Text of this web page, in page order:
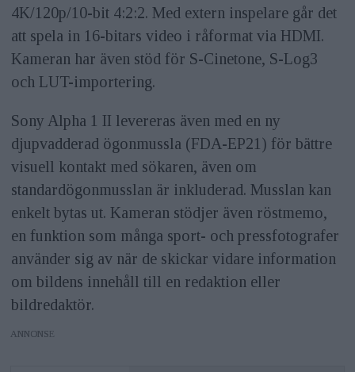
4K/120p/10-bit 4:2:2. Med extern inspelare går det
att spela in 16-bitars video i råformat via HDMI.
Kameran har även stöd för S-Cinetone, S-Log3
och LUT-importering.
Sony Alpha 1 II levereras även med en ny
djupvadderad ögonmussla (FDA-EP21) för bättre
visuell kontakt med sökaren, även om
standardögonmusslan är inkluderad. Musslan kan
enkelt bytas ut. Kameran stödjer även röstmemo,
en funktion som många sport- och pressfotografer
använder sig av när de skickar vidare information
om bildens innehåll till en redaktion eller
bildredaktör.
ANNONS